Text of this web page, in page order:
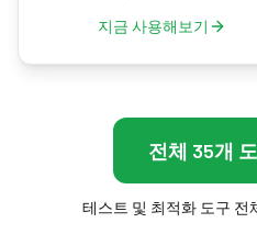
지금 사용해보기
전체 35개
테스트 및 최적화 도구 전